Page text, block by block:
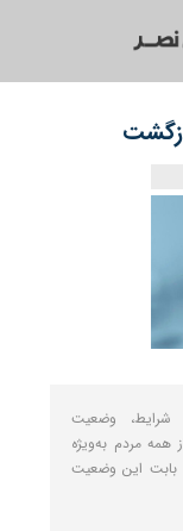
شرایط، وضعیت
همه مردم به‌ویژه
بابت این وضعیت